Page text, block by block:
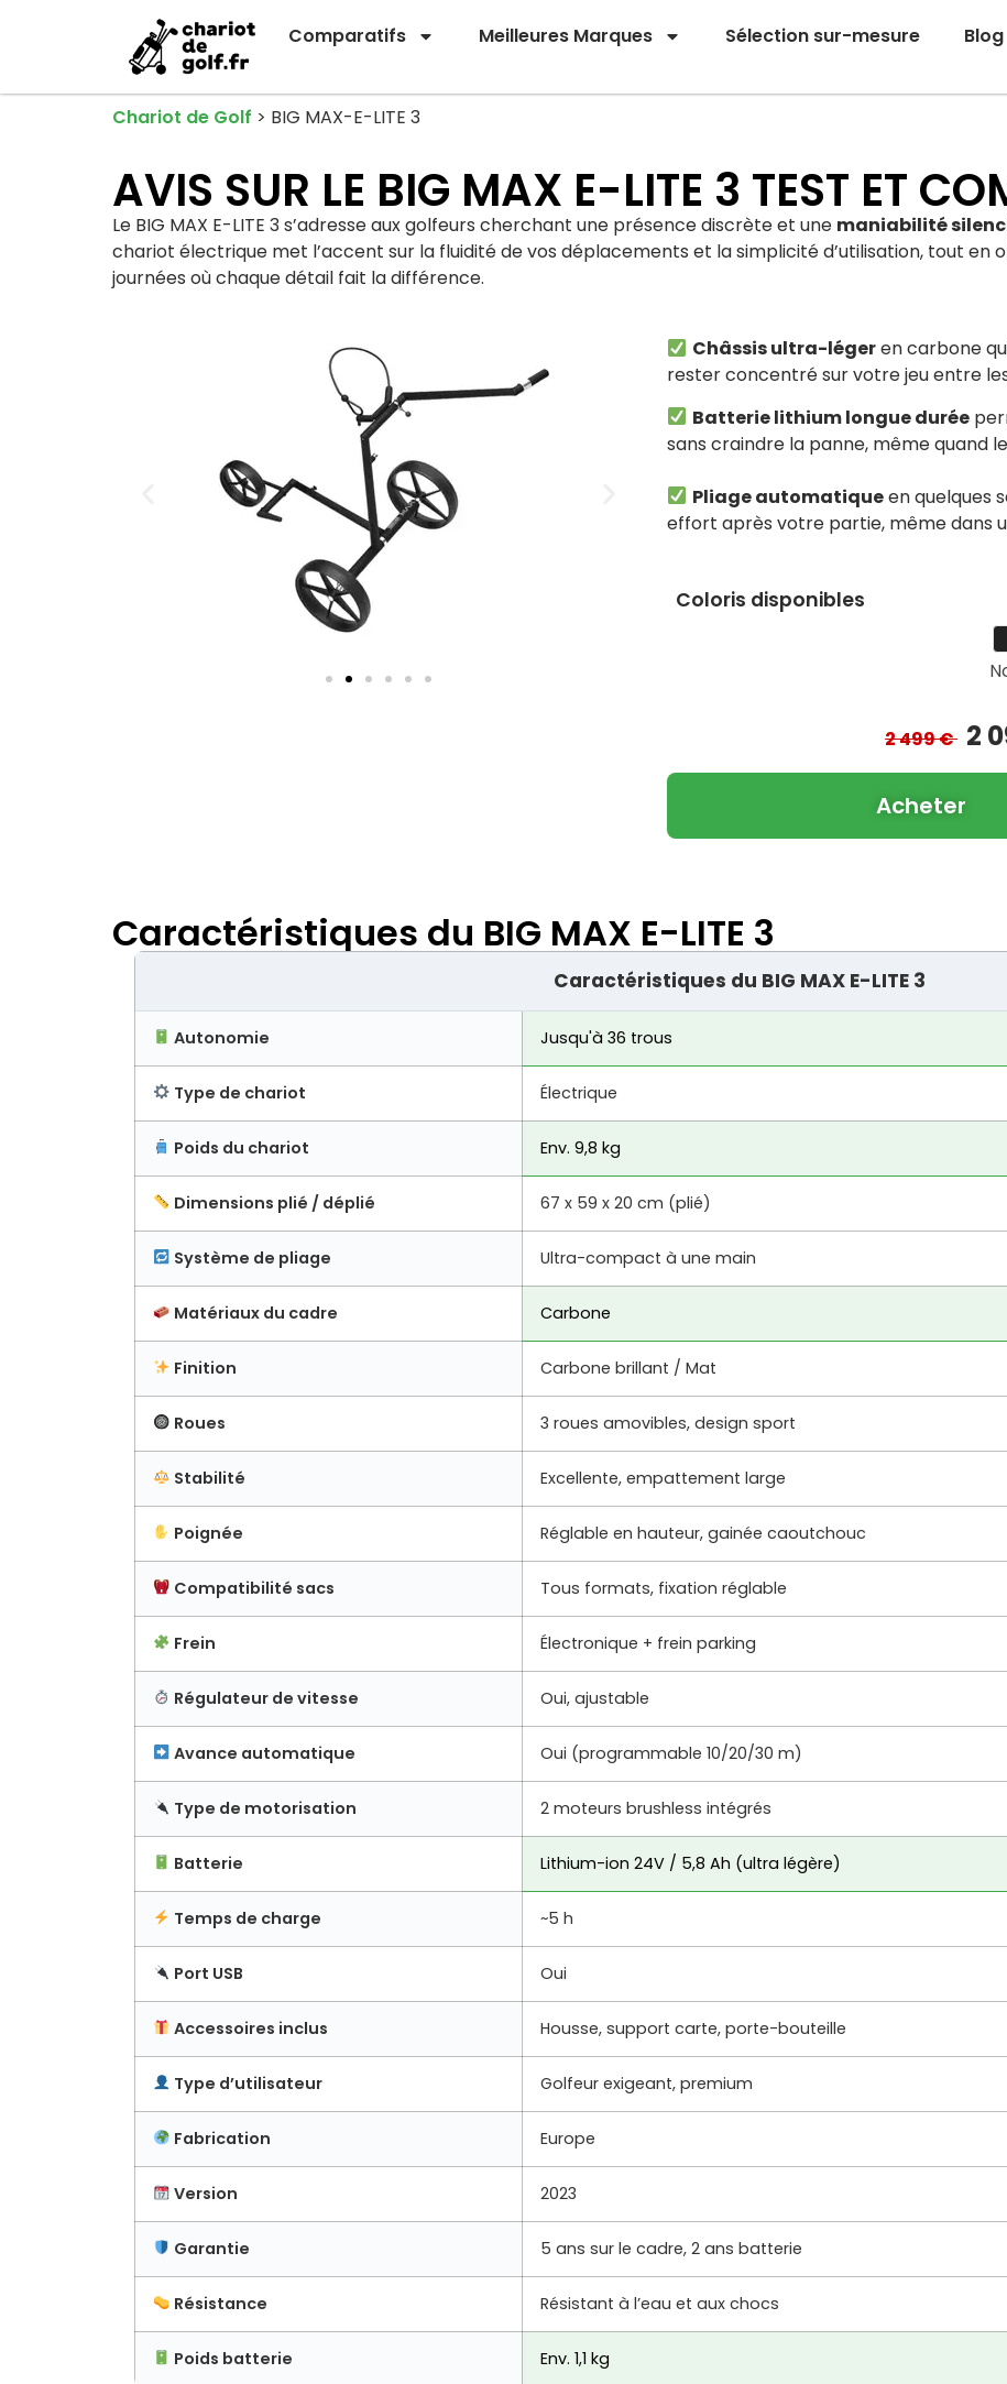
Comparatifs Meilleures Marques Sélection sur-mesure Blog
Chariot de Golf > BIG MAX-E-LITE 3
AVIS SUR LE BIG MAX E-LITE 3 TEST ET
Le BIG MAX E-LITE 3 s’adresse aux golfeurs cherchant une présence discrète et une maniabilité
chariot électrique met l’accent sur la fluidité de vos déplacements et la simplicité d’utilisation, tout en
journées où chaque détail fait la différence.
Châssis ultra-légeren carbone
rester concentré sur votre jeu entre
Batterie lithium longue durée
sans craindre la panne, même quand
Pliage automatiqueen quelques
effort après votre partie, même dans
Coloris disponibles
2 499 € 2
Acheter
Caractéristiques du BIG MAX E-LITE 3
Caractéristiques du BIG MAX E-LITE 3
Autonomie Jusqu'à 36 trous
Type de chariot Électrique
Poids du chariot Env. 9,8 kg
Dimensions plié / déplié 67 x 59 x 20 cm (plié)
Système de pliage Ultra-compact à une main
Matériaux du cadre Carbone
Finition Carbone brillant / Mat
Roues 3 roues amovibles, design sport
Stabilité Excellente, empattement large
Poignée Réglable en hauteur, gainée caoutchouc
Compatibilité sacs Tous formats, fixation réglable
Frein Électronique + frein parking
Régulateur de vitesse Oui, ajustable
Avance automatique Oui (programmable 10/20/30 m)
Type de motorisation 2 moteurs brushless intégrés
Batterie Lithium-ion 24V / 5,8 Ah (ultra légère)
Temps de charge ~5 h
Port USB Oui
Accessoires inclus Housse, support carte, porte-bouteille
Type d’utilisateur Golfeur exigeant, premium
Fabrication Europe
Version 2023
Garantie 5 ans sur le cadre, 2 ans batterie
Résistance Résistant à l’eau et aux chocs
Poids batterie Env. 1,1 kg